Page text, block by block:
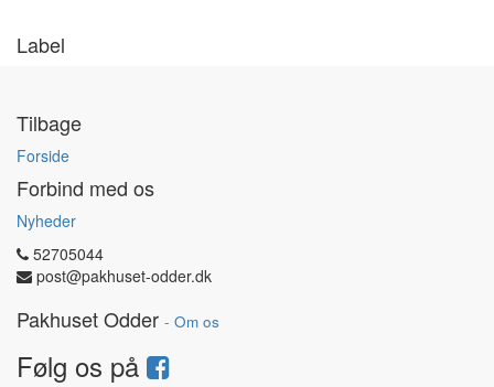
Label
Tilbage
Forside
Forbind med os
Nyheder
52705044
post@pakhuset-odder.dk
Pakhuset Odder - Om os
Følg os på